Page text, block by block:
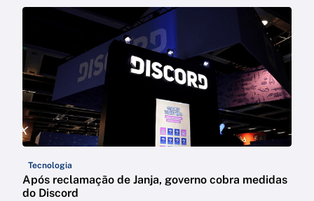
Tecnologia
Após reclamação de Janja, governo cobra medidas
do Discord